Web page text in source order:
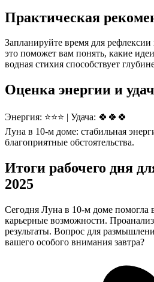
Практическая
Запланируйте время для
это поможет вам понять, какие
водная стихия способствует
Оценка энергии и
Энергия: ⭐⭐⭐ | Удача: 🍀🍀🍀
Луна в 10-м доме: стабильная
благоприятные обстоятельства.
Итоги рабочего дня
2025
Сегодня Луна в 10-м доме помогла
карьерные возможности.
результаты. Вопрос для
вашего особого внимания завтра?